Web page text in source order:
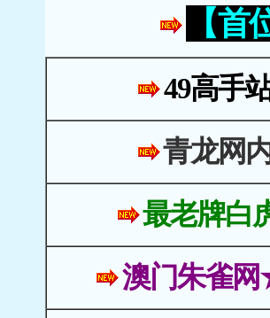
【
49高手
青龙网
最老牌白
澳门朱雀